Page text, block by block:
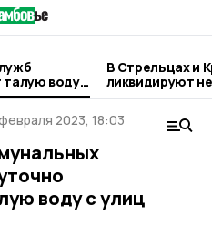
талую воду
В Стрельцах и
ликвидируют
свалки
2023, 18:03
воду с улиц